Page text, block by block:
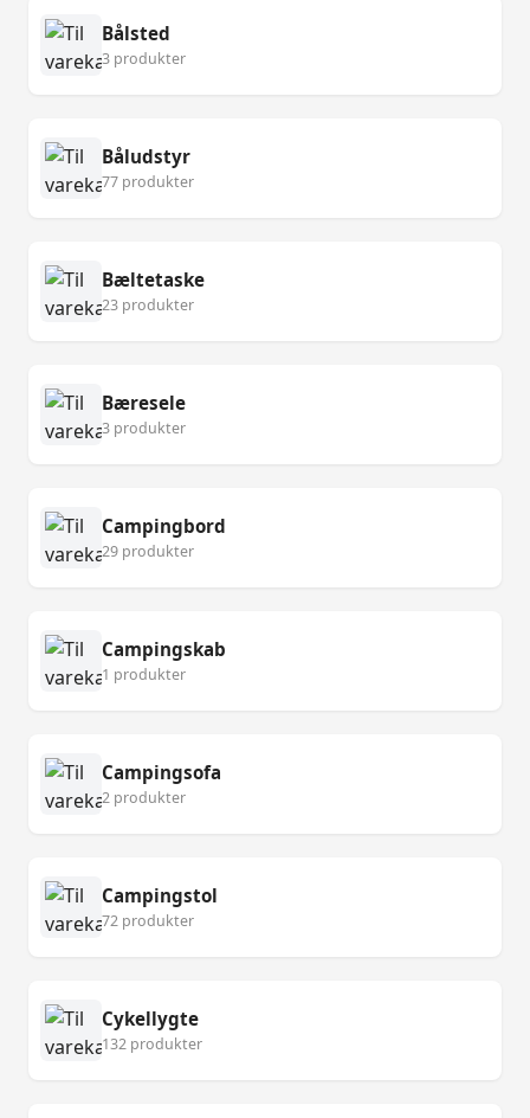
Bålsted
3 produkter
Båludstyr
77 produkter
Bæltetaske
23 produkter
Bæresele
3 produkter
Campingbord
29 produkter
Campingskab
1 produkter
Campingsofa
2 produkter
Campingstol
72 produkter
Cykellygte
132 produkter